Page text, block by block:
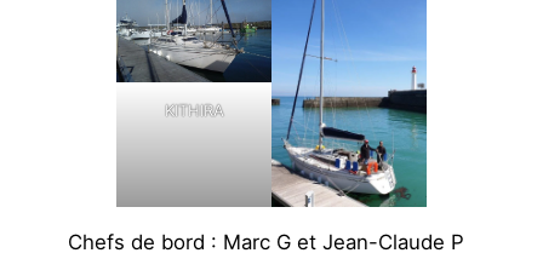
KITHIRA
Chefs de bord : Marc G et Jean-Claude P